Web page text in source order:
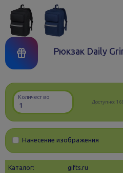
Рюкзак Daily
Количество
Доступно:
Нанесение изображения
Каталог: gifts.ru